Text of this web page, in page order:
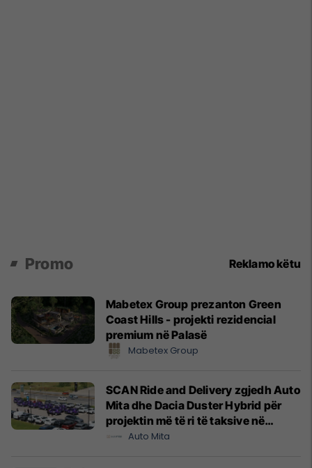
Promo Reklamo këtu
Mabetex Group prezanton Green
Coast Hills - projekti rezidencial
premium në Palasë
Mabetex Group
SCAN Ride and Delivery zgjedh Auto
Mita dhe Dacia Duster Hybrid për
projektin më të ri të taksive në
Prishtinë
Auto Mita